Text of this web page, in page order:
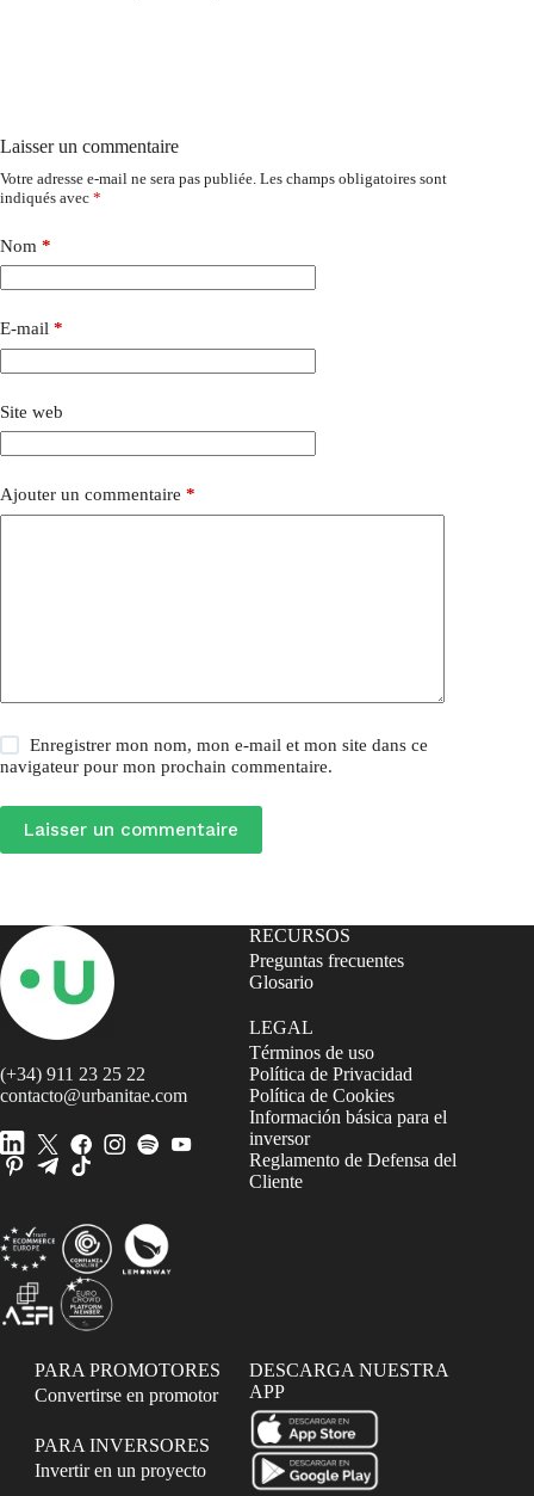
Laisser un commentaire
Votre adresse e-mail ne sera pas publiée. Les champs obligatoires sont
indiqués avec *
Nom *
E-mail *
Site web
Ajouter un commentaire *
Enregistrer mon nom, mon e-mail et mon site dans ce
navigateur pour mon prochain commentaire.
Laisser un commentaire
(+34) 911 23 25 22
contacto@urbanitae.com
RECURSOS
Preguntas frecuentes
Glosario
LEGAL
Términos de uso
Política de Privacidad
Política de Cookies
Información básica para el
inversor
Reglamento de Defensa del
Cliente
PARA PROMOTORES
Convertirse en promotor
PARA INVERSORES
Invertir en un proyecto
DESCARGA NUESTRA
APP